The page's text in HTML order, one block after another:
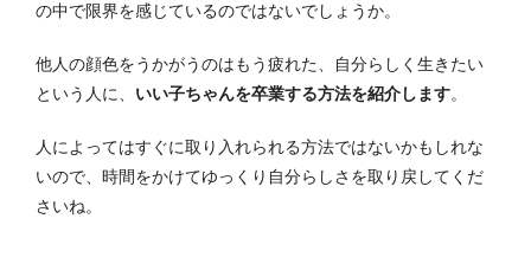
の中で限界を感じているのではないでしょうか。
他人の顔色をうかがうのはもう疲れた、自分らしく生きたい
という人に、 いい子ちゃんを卒業する方法を紹介します。
人によってはすぐに取り入れられる方法ではないかもしれな
いので、時間をかけてゆっくり自分らしさを取り戻してくだ
さいね。